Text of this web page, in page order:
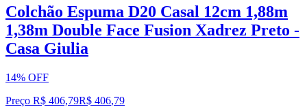
Colchão Espuma D20 Casal 12cm 1,88m
1,38m Double Face Fusion Xadrez Preto -
Casa Giulia
14% OFF
Preço R$ 406,79R$ 406,79